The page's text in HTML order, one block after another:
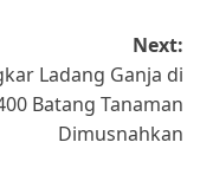
Next:
Ladang Ganja di
Batang Tanaman
Dimusnahkan